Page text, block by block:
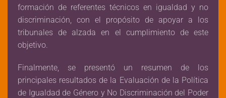
formación de referentes técnicos en igualdad y no
discriminación, con el propósito de apoyar a los
tribunales de alzada en el cumplimiento de este
objetivo.
Finalmente, se presentó un resumen de los
principales resultados de la Evaluación de la Política
de Igualdad de Género y No Discriminación del Poder